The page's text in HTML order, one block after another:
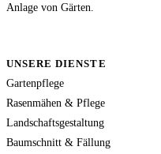
Anlage von Gärten.
UNSERE DIENSTE
Gartenpflege
Rasenmähen & Pflege
Landschaftsgestaltung
Baumschnitt & Fällung